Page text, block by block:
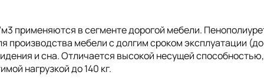
применяются в сегменте дорогой мебели.
производства мебели с долгим сроком эксплуатации (до
и сна. Отличается высокой несущей
нагрузкой до 140 кг.